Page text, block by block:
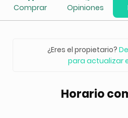
Comprar Opiniones
¿Eres el propietario?
para actualizar
Horario